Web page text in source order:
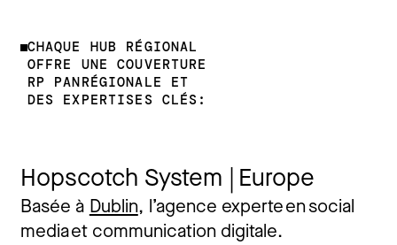
CHAQUE HUB RÉGIONAL
OFFRE UNE COUVERTURE
RP PANRÉGIONALE ET
DES EXPERTISES CLÉS:
Hopscotch System | Europe
Basée à Dublin, l’agence experteensocial
media et communication digitale.